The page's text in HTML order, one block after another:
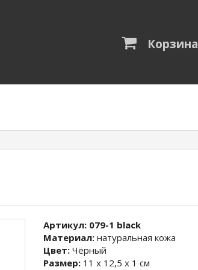
Корзина
Артикул: 079-1 black
Материал:натуральная кожа
Цвет:Чёрный
Размер: 11 х 12,5 х 1 см